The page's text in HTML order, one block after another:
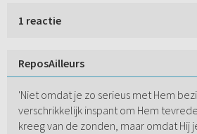
1 reactie
ReposAilleurs
'Niet omdat je zo serieus met Hem
verschrikkelijk inspant om Hem
kreeg van de zonden, maar omdat Hij